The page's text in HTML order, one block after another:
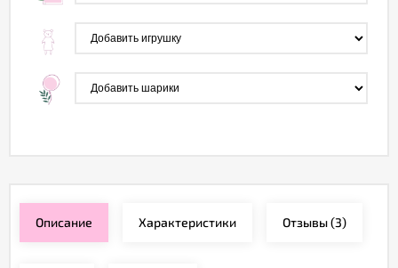
Описание Характеристики Отзывы(3)